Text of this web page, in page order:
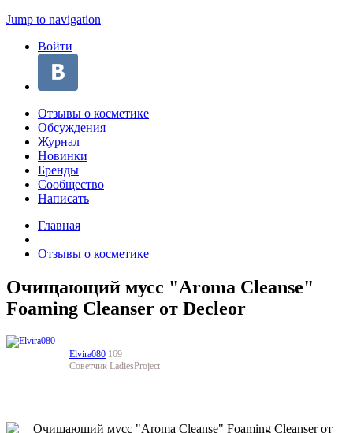
Jump to navigation
Войти
Отзывы о косметике
Обсуждения
Журнал
Новинки
Бренды
Сообщество
Написать
Главная
—
Отзывы о косметике
Очищающий мусс "Aroma Cleanse"
Foaming Cleanser от Decleor
Elvira080 169
Советчик LadiesProject